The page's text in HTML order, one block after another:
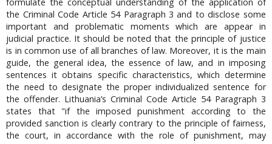
the Criminal Code Article 54 Paragraph 3 and to disclose some
important and problematic moments which are appear in
judicial practice. It should be noted that the principle of justice
is in common use of all branches of law. Moreover, it is the main
guide, the general idea, the essence of law, and in imposing
sentences it obtains specific characteristics, which determine
the need to designate the proper individualized sentence for
the offender. Lithuania’s Criminal Code Article 54 Paragraph 3
states that "if the imposed punishment according to the
provided sanction is clearly contrary to the principle of fairness,
the court, in accordance with the role of punishment, may